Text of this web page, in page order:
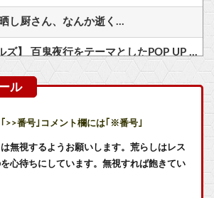
し厨さん、なんか逝く…
【シンデレラガールズ】 百鬼夜行をテーマとしたPOP UP SHOPが東京・大阪にて開催
、無事テンセントに捨てられて終わる
>>番号｣コメント欄には｢※番号｣
無視するようお願いします。荒らしはレス
心待ちにしています。無視すれば飽きてい